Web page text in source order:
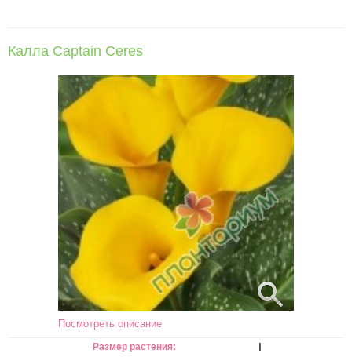
Калла Captain Ceres
Посмотреть описание
Размер растения:
I